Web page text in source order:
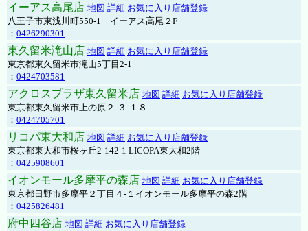
イーアス高尾店 地図 詳細 お気に入り店舗登録
八王子市東浅川町550-1 イーアス高尾２F
： 0426290301
東久留米滝山店 地図 詳細 お気に入り店舗登録
東京都東久留米市滝山5丁目2-1
： 0424703581
アクロスプラザ東久留米店 地図 詳細 お気に入り店舗登録
東京都東久留米市上の原２-３-１８
： 0424705701
リコパ東大和店 地図 詳細 お気に入り店舗登録
東京都東大和市桜ヶ丘2-142-1 LICOPA東大和2階
： 0425908601
イオンモール多摩平の森店 地図 詳細 お気に入り店舗登録
東京都日野市多摩平２丁目４-１イオンモール多摩平の森2階
： 0425826481
府中四谷店 地図 詳細 お気に入り店舗登録